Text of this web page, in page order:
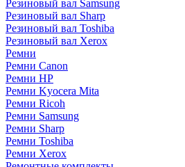
Резиновый вал Samsung
Резиновый вал Sharp
Резиновый вал Toshiba
Резиновый вал Xerox
Ремни
Ремни Canon
Ремни HP
Ремни Kyocera Mita
Ремни Ricoh
Ремни Samsung
Ремни Sharp
Ремни Toshiba
Ремни Xerox